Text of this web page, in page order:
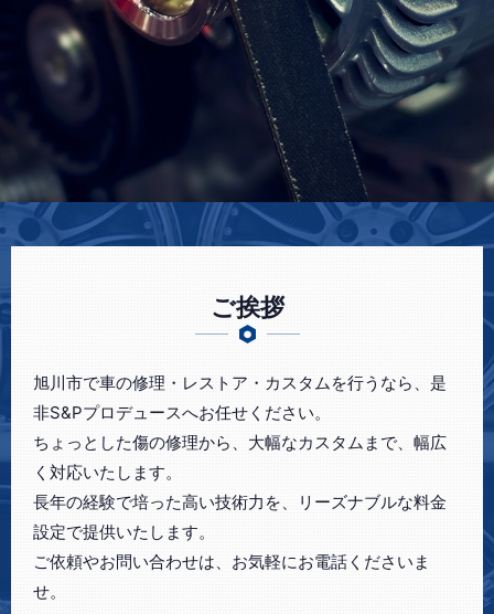
ご挨拶
旭川市で車の修理・レストア・カスタムを行うなら、是
非S&Pプロデュースへお任せください。
ちょっとした傷の修理から、大幅なカスタムまで、幅広
く対応いたします。
長年の経験で培った高い技術力を、リーズナブルな料金
設定で提供いたします。
ご依頼やお問い合わせは、お気軽にお電話くださいま
せ。